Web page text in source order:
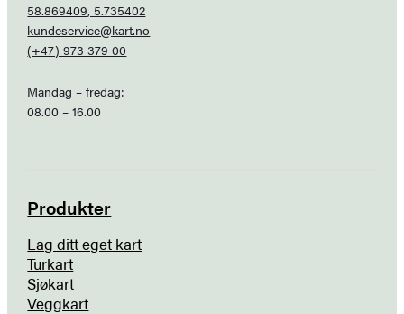
58.869409, 5.735402
kundeservice@kart.no
(+47) 973 379 00
Mandag – fredag:
08.00 – 16.00
Produkter
Lag ditt eget kart
Turkart
Sjøkart
Veggkart